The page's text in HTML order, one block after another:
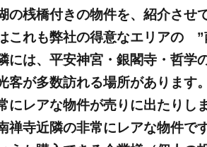
の桟橋付きの物件を、紹介させ
これも弊社の得意なエリアの
には、平安神宮・銀閣寺・哲学
客が多数訪れる場所があります
レアな物件が売りに出たりし
寺近隣の非常にレアな物件で